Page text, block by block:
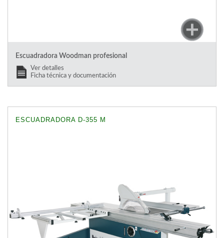
Escuadradora Woodman profesional
Ver detalles
Ficha técnica y documentación
ESCUADRADORA D-355 M